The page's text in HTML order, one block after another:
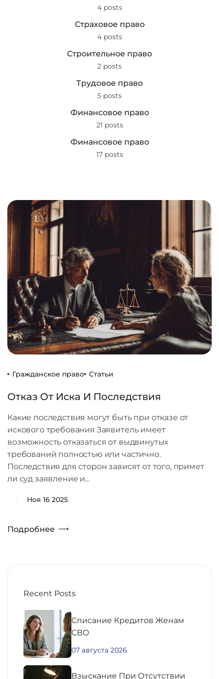
4 posts
Страховое право
4 posts
Строительное право
2 posts
Трудовое право
5 posts
Финансовое право
21 posts
Финансовое право
17 posts
Гражданское право Статьи
Отказ От Иска И Последствия
Какие последствия могут быть при отказе от
искового требования Заявитель имеет
возможность отказаться от выдвинутых
требований полностью или частично.
Последствия для сторон зависят от того, примет
ли суд заявление и…
Ноя 16 2025
Подробнее
Recent Posts
Списание Кредитов Женам
СВО
07 августа 2026
Взыскание При Отсутствии